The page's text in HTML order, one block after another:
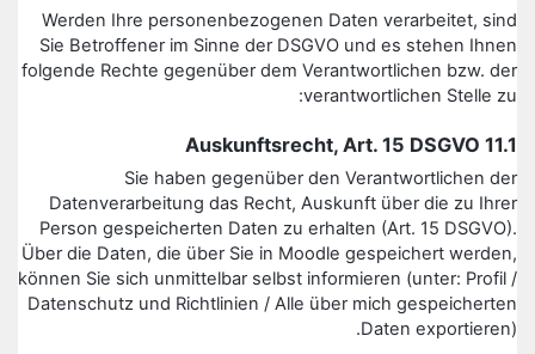
Werden Ihre personenbezogenen Daten verarbeitet, sind
Sie Betroffener im Sinne der DSGVO und es stehen Ihnen
folgende Rechte gegenüber dem Verantwortlichen bzw. der
verantwortlichen Stelle zu:
11.1 Auskunftsrecht, Art. 15 DSGVO
Sie haben gegenüber den Verantwortlichen der
Datenverarbeitung das Recht, Auskunft über die zu Ihrer
Person gespeicherten Daten zu erhalten (Art. 15 DSGVO).
Über die Daten, die über Sie in Moodle gespeichert werden,
können Sie sich unmittelbar selbst informieren (unter: Profil /
Datenschutz und Richtlinien / Alle über mich gespeicherten
Daten exportieren).